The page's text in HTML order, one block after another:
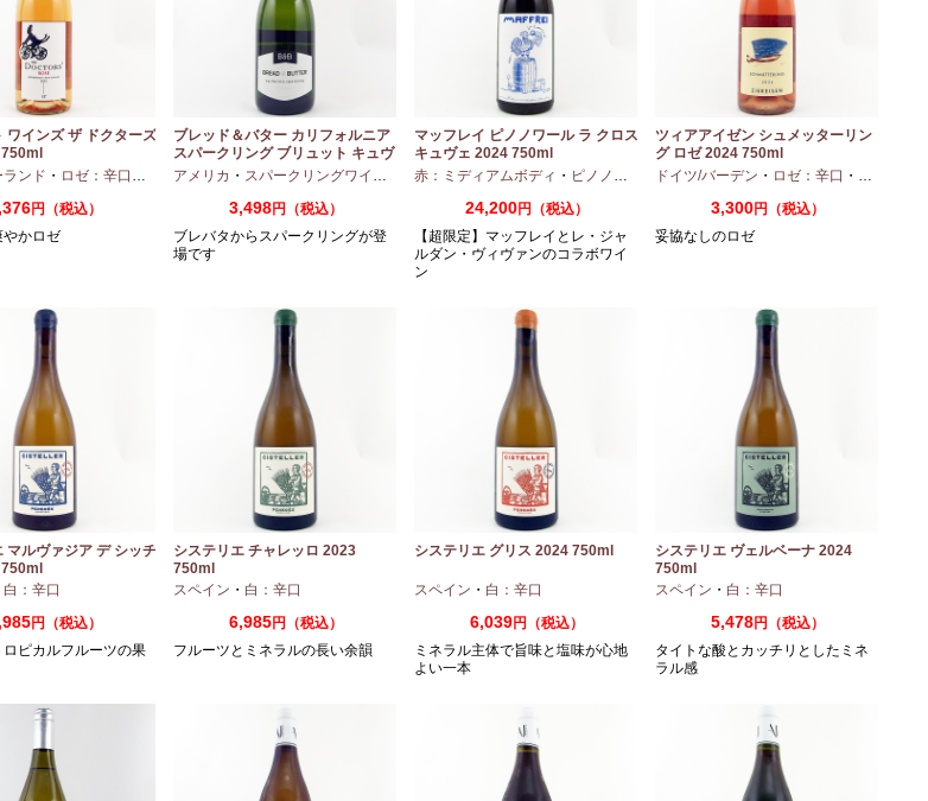
ルネフラン
ワインズ ザ ドクターズ
ランド ・ ロゼ：辛口 ピノノワール
円（税込）
かロゼ
ブレッド＆バター カリフォルニア
スパークリング ブリュット キュヴ
ェ NV 750ml
アメリカ ・ スパークリングワイン シャルドネ
3,498円（税込）
ブレバタからスパークリングが登
場です
マッフレイ ピノノワール ラ クロス
キュヴェ 2024 750ml
赤：ミディアムボディ ・ ピノノワール
24,200円（税込）
【超限定】マッフレイとレ・ジャ
ルダン・ヴィヴァンのコラボワイ
ン
ツィアアイゼン シュメッターリン
グ ロゼ 2024 750ml
ドイツ/バーデン ・ ロゼ：辛口 ・
3,300円（税込）
妥協なしのロゼ
マルヴァジア デ シッチ
750ml
白：辛口
円（税込）
ロピカルフルーツの果
システリエ チャレッロ 2023
750ml
スペイン ・ 白：辛口
6,985円（税込）
フルーツとミネラルの長い余韻
システリエ グリス 2024 750ml
スペイン ・ 白：辛口
6,039円（税込）
ミネラル主体で旨味と塩味が心地
よい一本
システリエ ヴェルベーナ 2024
750ml
スペイン ・ 白：辛口
5,478円（税込）
タイトな酸とカッチリとしたミネ
ラル感